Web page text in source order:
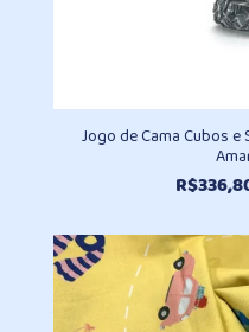
Jogo de Cama Cubos
R$